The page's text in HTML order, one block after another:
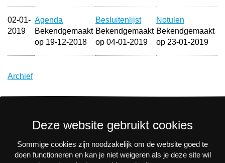
02-01-
2019
Agenda
Bekendgemaakt
op 19-12-2018
Besluitenlijst
Bekendgemaakt
op 04-01-2019
Notulen
Bekendgemaakt
op 23-01-2019
Archief
Nieuwsbrief
Deze website gebruikt cookies
Sommige cookies zijn noodzakelijk om de website goed te
doen functioneren en kan je niet weigeren als je deze site wil